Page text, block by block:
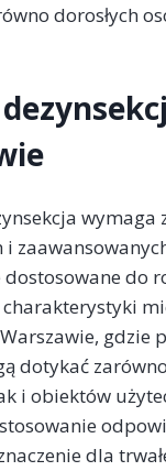
dorosłych
wymaga
i
dostosowane do
gdzie
dotykać
i obiektów
dla